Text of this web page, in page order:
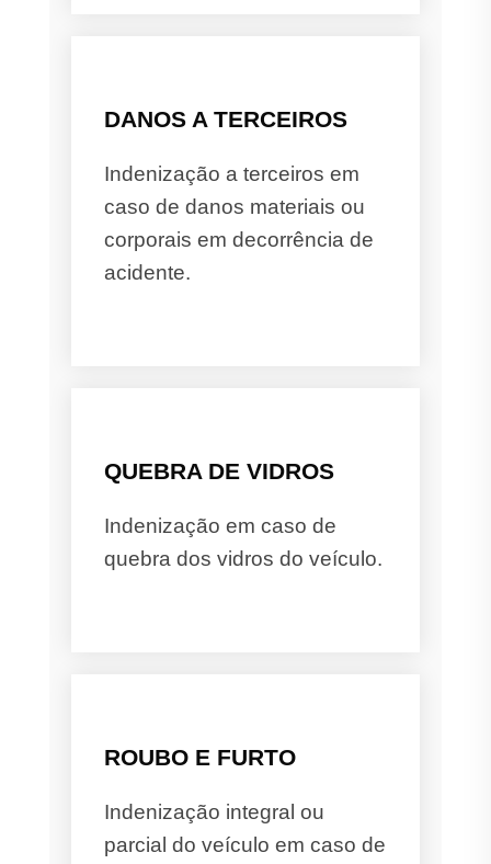
DANOS A TERCEIROS
Indenização a terceiros em
caso de danos materiais ou
corporais em decorrência de
acidente.
QUEBRA DE VIDROS
Indenização em caso de
quebra dos vidros do veículo.
ROUBO E FURTO
Indenização integral ou
parcial do veículo em caso de